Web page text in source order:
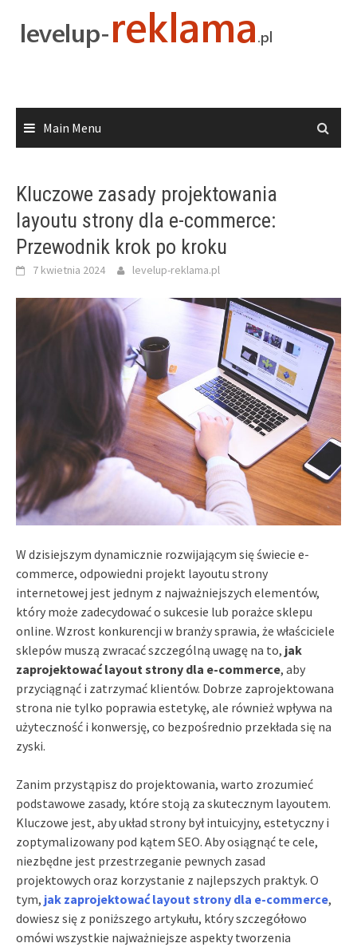
content
Main Menu
Kluczowe zasady projektowania
layoutu strony dla e-commerce:
Przewodnik krok po kroku
7 kwietnia 2024 levelup-reklama.pl
W dzisiejszym dynamicznie rozwijającym się świecie e-
commerce, odpowiedni projekt layoutu strony
internetowej jest jednym z najważniejszych elementów,
który może zadecydować o sukcesie lub porażce sklepu
online. Wzrost konkurencji w branży sprawia, że właściciele
sklepów muszą zwracać szczególną uwagę na to, jak
zaprojektować layout strony dla e-commerce, aby
przyciągnąć i zatrzymać klientów. Dobrze zaprojektowana
strona nie tylko poprawia estetykę, ale również wpływa na
użyteczność i konwersję, co bezpośrednio przekłada się na
zyski.
Zanim przystąpisz do projektowania, warto zrozumieć
podstawowe zasady, które stoją za skutecznym layoutem.
Kluczowe jest, aby układ strony był intuicyjny, estetyczny i
zoptymalizowany pod kątem SEO. Aby osiągnąć te cele,
niezbędne jest przestrzeganie pewnych zasad
projektowych oraz korzystanie z najlepszych praktyk. O
tym, jak zaprojektować layout strony dla e-commerce,
dowiesz się z poniższego artykułu, który szczegółowo
omówi wszystkie najważniejsze aspekty tworzenia